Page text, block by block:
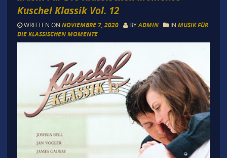
Kuschel Klassik Vol. 12
WRITTEN ON NOVIEMBRE 7, 2020 BYADMIN IN MUSIK FÜR
DIE KLASSISCHEN MOMENTE